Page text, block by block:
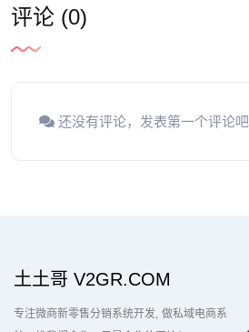
评论 (0)
还没有评论，发表第一个评论吧
土土哥 V2GR.COM
专注微商新零售分销系统开发 做私域电商系